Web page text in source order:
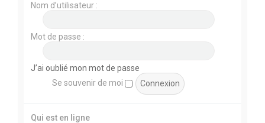
Nom d’utilisateur :
Mot de passe :
J’ai oublié mon mot de passe
Se souvenir de moi
Qui est en ligne